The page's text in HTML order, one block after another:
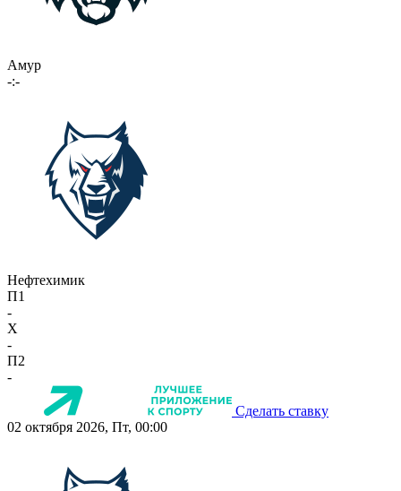
Амур
-:-
Нефтехимик
П1
-
X
-
П2
-
Сделать ставку
02 октября 2026, Пт, 00:00